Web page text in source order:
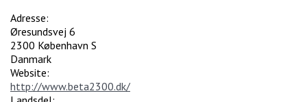
Adresse:
Øresundsvej 6
2300 København S
Danmark
Website:
http://www.beta2300.dk/